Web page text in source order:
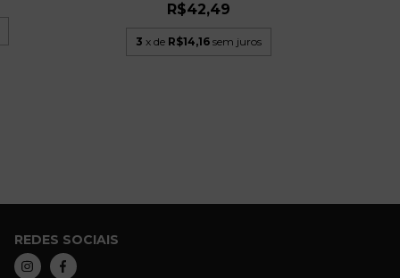
R$42,49
3 x de R$14,16 sem juros
REDES SOCIAIS